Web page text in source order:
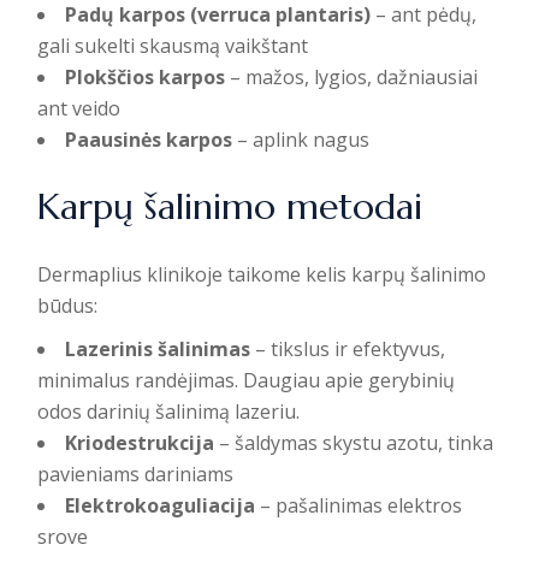
Padų karpos (verruca plantaris) – ant pėdų,
gali sukelti skausmą vaikštant
Plokščios karpos – mažos, lygios, dažniausiai
ant veido
Paausinės karpos – aplink nagus
Karpų šalinimo metodai
Dermaplius klinikoje taikome kelis karpų šalinimo
būdus:
Lazerinis šalinimas – tikslus ir efektyvus,
minimalus randėjimas. Daugiau apie gerybinių
odos darinių šalinimą lazeriu.
Kriodestrukcija – šaldymas skystu azotu, tinka
pavieniams dariniams
Elektrokoaguliacija – pašalinimas elektros
srove